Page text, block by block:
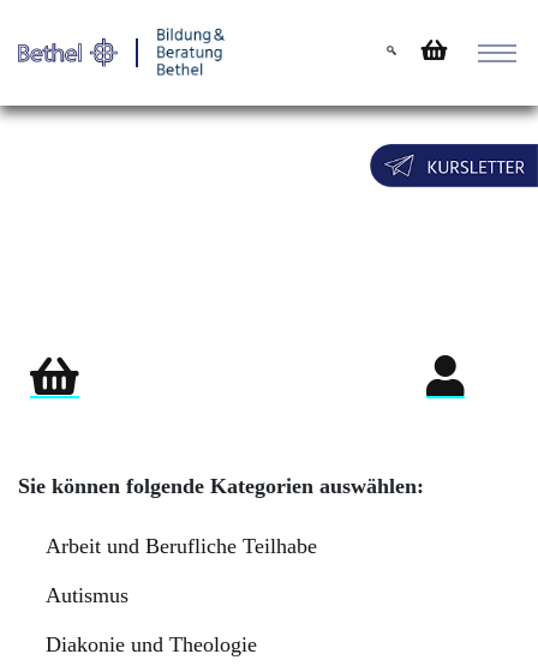
Sie können folgende Kategorien auswählen:
Arbeit und Berufliche Teilhabe
Autismus
Diakonie und Theologie